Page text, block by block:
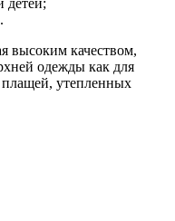
детей;
высоким качеством,
одежды как для
утепленных